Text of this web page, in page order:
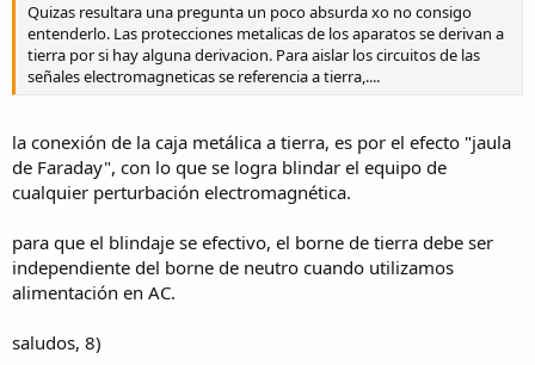
Quizas resultara una pregunta un poco absurda xo no consigo
entenderlo. Las protecciones metalicas de los aparatos se derivan a
tierra por si hay alguna derivacion. Para aislar los circuitos de las
señales electromagneticas se referencia a tierra,....
la conexión de la caja metálica a tierra, es por el efecto "jaula
de Faraday", con lo que se logra blindar el equipo de
cualquier perturbación electromagnética.
para que el blindaje se efectivo, el borne de tierra debe ser
independiente del borne de neutro cuando utilizamos
alimentación en AC.
saludos, 8)